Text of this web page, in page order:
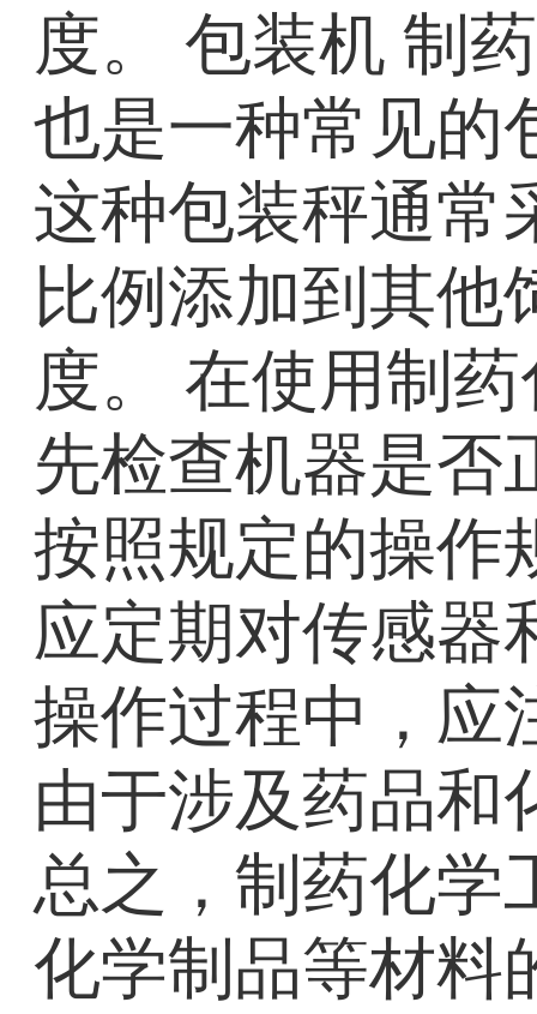
度。 包装机 制
也是一种常见的
这种包装秤通常
比例添加到其
度。 在使用制
先检查机器是否
按照规定的操作
应定期对传感器
操作过程中，应
由于涉及药品和
总之，制药化学
化学制品等材料